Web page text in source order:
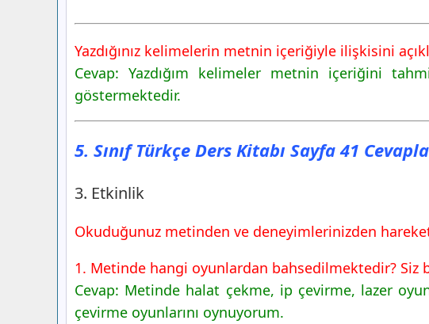
Yazdığınız kelimelerin metnin içeriğiyle ilişkisini
Cevap: Yazdığım kelimeler metnin içeriğini
göstermektedir.
5. Sınıf Türkçe Ders Kitabı Sayfa 41
3. Etkinlik
Okuduğunuz metinden ve deneyimlerinizden
1. Metinde hangi oyunlardan bahsedilmektedir?
Cevap: Metinde halat çekme, ip çevirme, lazer
çevirme oyunlarını oynuyorum.